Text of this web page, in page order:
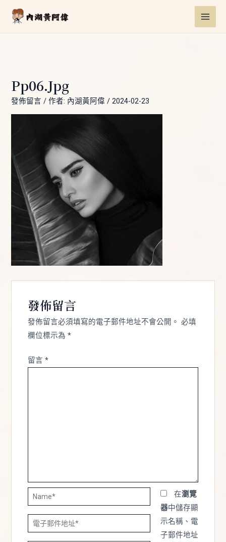
Pp06.jpg
發佈留言 / 作者: 內湖黃阿偉/2024-02-23
發佈留言
發佈留言必須填寫的電子郵件地址不會公開。 必填
欄位標示為 *
留言 *
Name*
電
子
在瀏覽
器中儲存顯
示名稱、電
子郵件地址
navigation